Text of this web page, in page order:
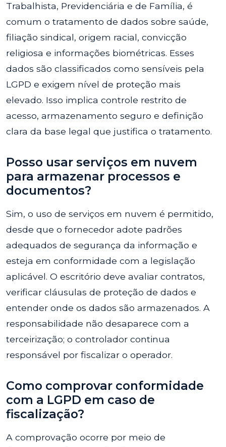
Trabalhista, Previdenciária e de Família, é
comum o tratamento de dados sobre saúde,
filiação sindical, origem racial, convicção
religiosa e informações biométricas. Esses
dados são classificados como sensíveis pela
LGPD e exigem nível de proteção mais
elevado. Isso implica controle restrito de
acesso, armazenamento seguro e definição
clara da base legal que justifica o tratamento.
Posso usar serviços em nuvem
para armazenar processos e
documentos?
Sim, o uso de serviços em nuvem é permitido,
desde que o fornecedor adote padrões
adequados de segurança da informação e
esteja em conformidade com a legislação
aplicável. O escritório deve avaliar contratos,
verificar cláusulas de proteção de dados e
entender onde os dados são armazenados. A
responsabilidade não desaparece com a
terceirização; o controlador continua
responsável por fiscalizar o operador.
Como comprovar conformidade
com a LGPD em caso de
fiscalização?
A comprovação ocorre por meio de